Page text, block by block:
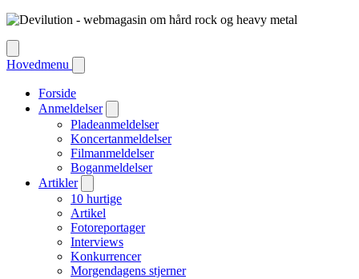
Hovedmenu
Forside
Anmeldelser
Pladeanmeldelser
Koncertanmeldelser
Filmanmeldelser
Boganmeldelser
Artikler
10 hurtige
Artikel
Fotoreportager
Interviews
Konkurrencer
Morgendagens stjerner